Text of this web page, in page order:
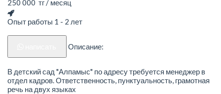
250 000 тг / месяц
Опыт работы 1 - 2 лет
Описание:
В детский сад "Алпамыс" по адресу требуется менеджер в
отдел кадров. Ответственность, пунктуальность, грамотная
речь на двух языках